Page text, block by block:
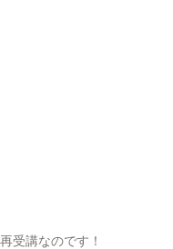
受講なのです！